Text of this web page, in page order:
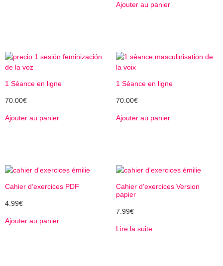
Ajouter au panier
1 Séance en ligne
70.00€
Ajouter au panier
1 Séance en ligne
70.00€
Ajouter au panier
Cahier d’exercices PDF
4.99€
Ajouter au panier
Cahier d’exercices Version
papier
7.99€
Lire la suite